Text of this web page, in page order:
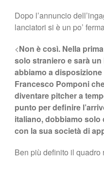
Dopo l’annuncio
lanciatori si è un po’
<Non è così. Nella
solo straniero e sarà
abbiamo a
Francesco Pomponi
diventare pitcher a
punto per definire
italiano, dobbiamo
con la sua società di
Ben più definito il